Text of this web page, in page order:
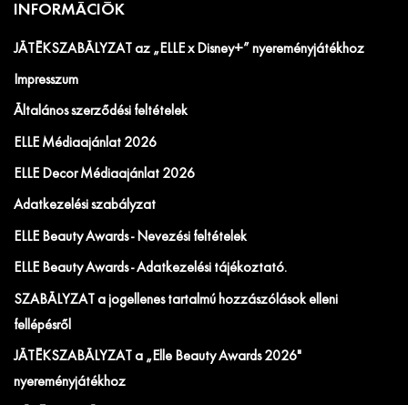
INFORMÁCIÓK
JÁTÉKSZABÁLYZAT az „ELLE x Disney+” nyereményjátékhoz
Impresszum
Általános szerződési feltételek
ELLE Médiaajánlat 2026
ELLE Decor Médiaajánlat 2026
Adatkezelési szabályzat
ELLE Beauty Awards - Nevezési feltételek
ELLE Beauty Awards - Adatkezelési tájékoztató.
SZABÁLYZAT a jogellenes tartalmú hozzászólások elleni
fellépésről
JÁTÉKSZABÁLYZAT a „Elle Beauty Awards 2026"
nyereményjátékhoz